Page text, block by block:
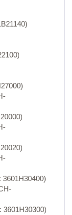
3601H30400)
3601H30300)